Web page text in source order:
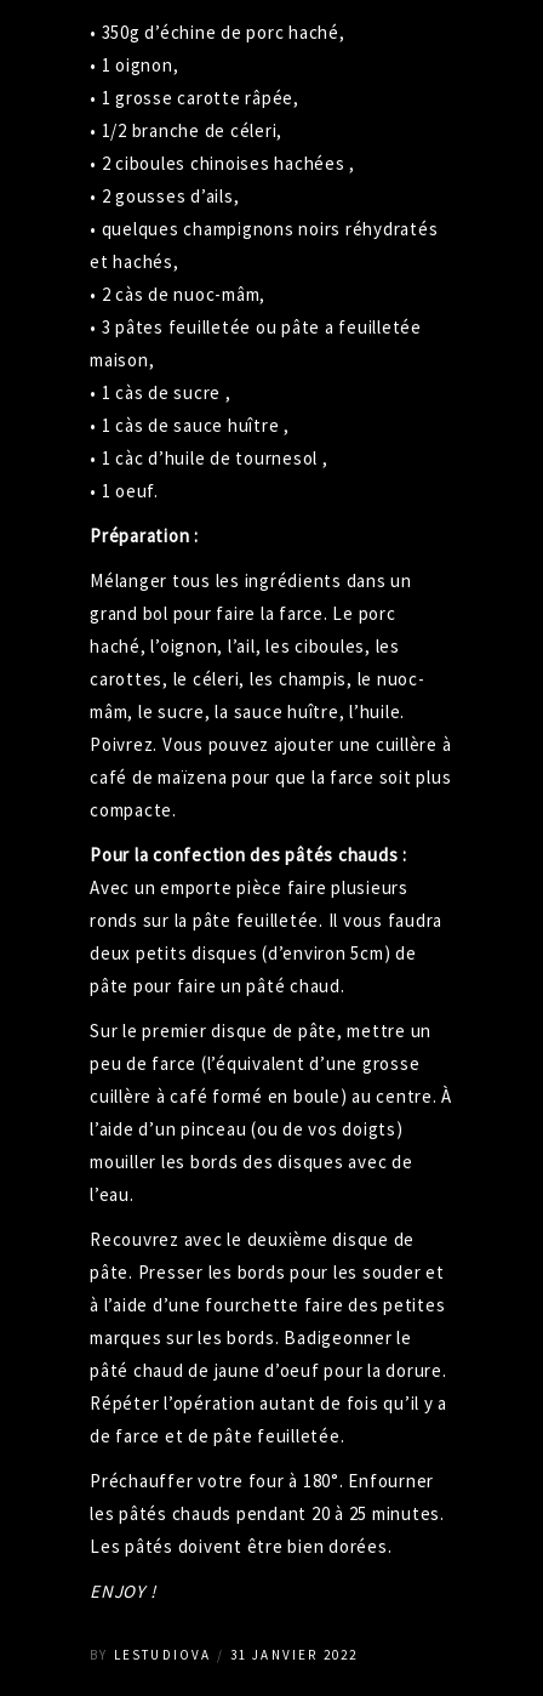
• 350g d’échine de porc haché,
• 1 oignon,
• 1 grosse carotterâpée,
• 1/2 branche de céleri,
• 2 ciboules chinoises hachées ,
• 2 gousses d’ails,
• quelques champignons noirs réhydratés
et hachés,
• 2 càs de nuoc-mâm,
• 3 pâtes feuilletée ou pâte a feuilletée
maison,
• 1 càs de sucre ,
• 1 càs de sauce huître ,
• 1 càc d’huile de tournesol ,
• 1 oeuf.
Préparation :
Mélanger tous les ingrédients dans un
grand bol pour faire la farce. Le porc
haché, l’oignon, l’ail, les ciboules, les
carottes, le céleri, les champis, le nuoc-
mâm, le sucre, la sauce huître, l’huile.
Poivrez. Vous pouvez ajouter une cuillère à
café de maïzena pour que la farce soit plus
compacte.
Pour la confection des pâtés chauds :
Avec un emporte pièce faire plusieurs
ronds sur la pâte feuilletée. Il vous faudra
deux petits disques (d’environ 5cm) de
pâte pour faire un pâté chaud.
Sur le premier disque de pâte, mettre un
peu de farce (l’équivalent d’une grosse
cuillère à café formé en boule) au centre. À
l’aide d’un pinceau (ou de vos doigts)
mouiller les bords des disques avec de
l’eau.
Recouvrez avec le deuxième disque de
pâte. Presser les bords pour les souder et
à l’aide d’une fourchette faire des petites
marques sur les bords. Badigeonner le
pâté chaud de jaune d’oeuf pour la dorure.
Répéter l’opération autant de fois qu’il y a
de farce et de pâte feuilletée.
Préchauffer votre four à 180°. Enfourner
les pâtés chauds pendant 20 à 25 minutes.
Les pâtés doivent être bien dorées.
ENJOY !
BY LESTUDIOVA 31 JANVIER 2022